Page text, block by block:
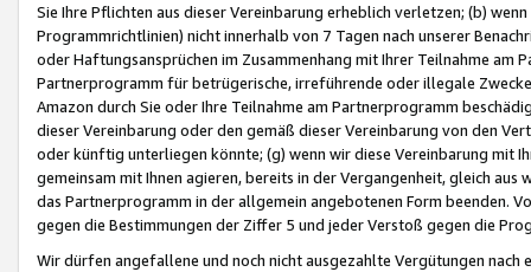
Sie Ihre Pflichten aus dieser Vereinbarung erheblich verletzen; (b)
Programmrichtlinien) nicht innerhalb von 7 Tagen nach unserer
oder Haftungsansprüchen im Zusammenhang mit Ihrer Teilnahme am
Partnerprogramm für betrügerische, irreführende oder illegale
Amazon durch Sie oder Ihre Teilnahme am Partnerprogramm
dieser Vereinbarung oder den gemäß dieser Vereinbarung von den
oder künftig unterliegen könnte; (g) wenn wir diese Vereinbarung mit
gemeinsam mit Ihnen agieren, bereits in der Vergangenheit, gleich
das Partnerprogramm in der allgemein angebotenen Form beenden.
gegen die Bestimmungen der Ziffer 5 und jeder Verstoß gegen die
Wir dürfen angefallene und noch nicht ausgezahlte Vergütungen